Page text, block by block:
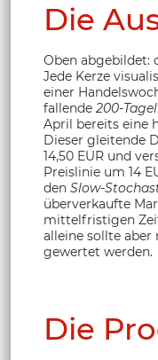
Die
Oben abgebildet:
Jede Kerze
einer
fallende 200-
April bereits eine
Dieser gleitende
14,50 EUR und
Preislinie um 14
den Slow-
überverkaufte
mittelfristigen
alleine sollte aber
gewertet werden.
Die